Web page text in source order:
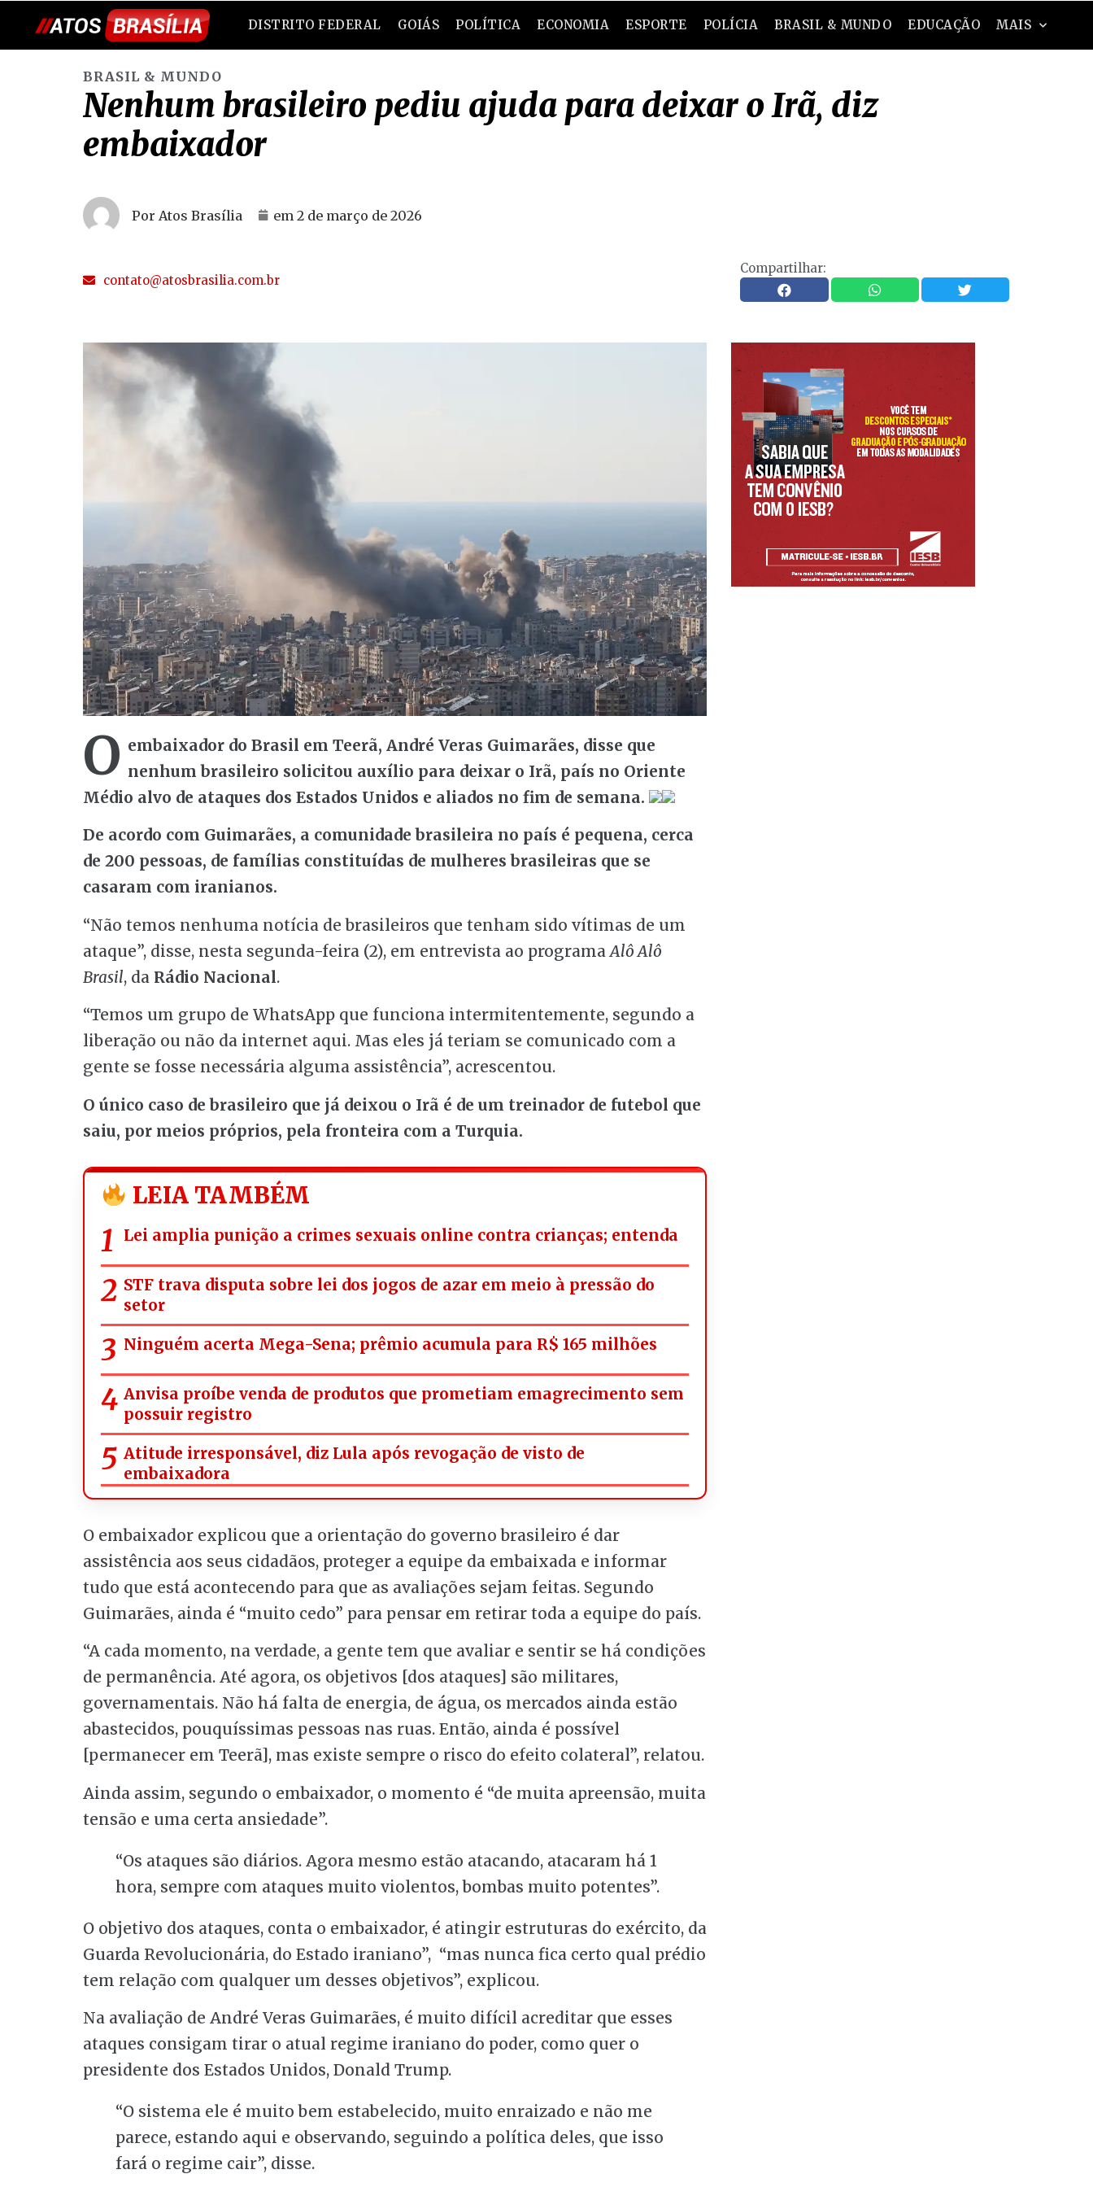
DISTRITO FEDERAL GOIÁS POLÍTICA ECONOMIA ESPORTE POLÍCIA BRASIL & MUNDO EDUCAÇÃO MAIS
BRASIL & MUNDO
Nenhum brasileiro pediu ajuda para deixar o Irã, diz
embaixador
Por Atos Brasília em 2 de março de 2026
contato@atosbrasilia.com.br
Compartilhar:
O embaixador do Brasil em Teerã, André Veras Guimarães, disse que
nenhum brasileiro solicitou auxílio para deixar o Irã, país no Oriente
Médio alvo de ataques dos Estados Unidos e aliados no fim de semana.
De acordo com Guimarães, a comunidade brasileira no país é pequena, cerca
de 200 pessoas, de famílias constituídas de mulheres brasileiras que se
casaram com iranianos.
“Não temos nenhuma notícia de brasileiros que tenham sido vítimas de um
ataque”, disse, nesta segunda-feira (2), em entrevista ao programa Alô Alô
Brasil, da Rádio Nacional.
“Temos um grupo de WhatsApp que funciona intermitentemente, segundo a
liberação ou não da internet aqui. Mas eles já teriam se comunicado com a
gente se fosse necessária alguma assistência”, acrescentou.
O único caso de brasileiro que já deixou o Irã é de um treinador de futebol que
saiu, por meios próprios, pela fronteira com a Turquia.
LEIA TAMBÉM
Lei amplia punição a crimes sexuais online contra crianças; entenda
STF trava disputa sobre lei dos jogos de azar em meio à pressão do
setor
Ninguém acerta Mega-Sena; prêmio acumula para R$ 165 milhões
Anvisa proíbe venda de produtos que prometiam emagrecimento sem
possuir registro
Atitude irresponsável, diz Lula após revogação de visto de
embaixadora
O embaixador explicou que a orientação do governo brasileiro é dar
assistência aos seus cidadãos, proteger a equipe da embaixada e informar
tudo que está acontecendo para que as avaliações sejam feitas. Segundo
Guimarães, ainda é “muito cedo” para pensar em retirar toda a equipe do país.
“A cada momento, na verdade, a gente tem que avaliar e sentir se há condições
de permanência. Até agora, os objetivos [dos ataques] são militares,
governamentais. Não há falta de energia, de água, os mercados ainda estão
abastecidos, pouquíssimas pessoas nas ruas. Então, ainda é possível
[permanecer em Teerã], mas existe sempre o risco do efeito colateral”, relatou.
Ainda assim, segundo o embaixador, o momento é “de muita apreensão, muita
tensão e uma certa ansiedade”.
“Os ataques são diários. Agora mesmo estão atacando, atacaram há 1
hora, sempre com ataques muito violentos, bombas muito potentes”.
O objetivo dos ataques, conta o embaixador, é atingir estruturas do exército, da
Guarda Revolucionária, do Estado iraniano”, “mas nunca fica certo qual prédio
tem relação com qualquer um desses objetivos”, explicou.
Na avaliação de André Veras Guimarães, é muito difícil acreditar que esses
ataques consigam tirar o atual regime iraniano do poder, como quer o
presidente dos Estados Unidos, Donald Trump.
“O sistema ele é muito bem estabelecido, muito enraizado e não me
parece, estando aqui e observando, seguindo a política deles, que isso
fará o regime cair”, disse.